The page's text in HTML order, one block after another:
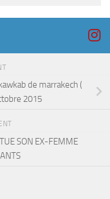
de marrakech (
2015
SON EX-FEMME